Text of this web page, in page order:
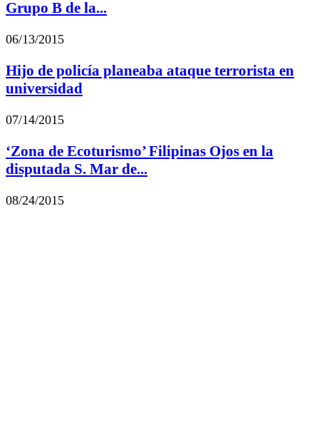
Grupo B de la...
06/13/2015
Hijo de policía planeaba ataque terrorista en
universidad
07/14/2015
‘Zona de Ecoturismo’ Filipinas Ojos en la
disputada S. Mar de...
08/24/2015